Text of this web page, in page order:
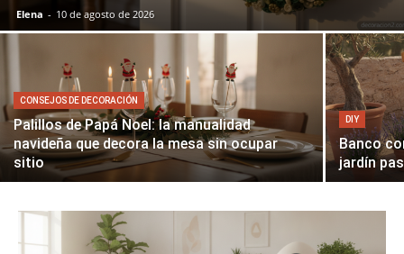
Elena - 10 de agosto de 2026
CONSEJOS DE DECORACIÓN
Palillos de Papá Noel: la manualidad
navideña que decora la mesa sin ocupar
sitio
DIY
Banco
jardín